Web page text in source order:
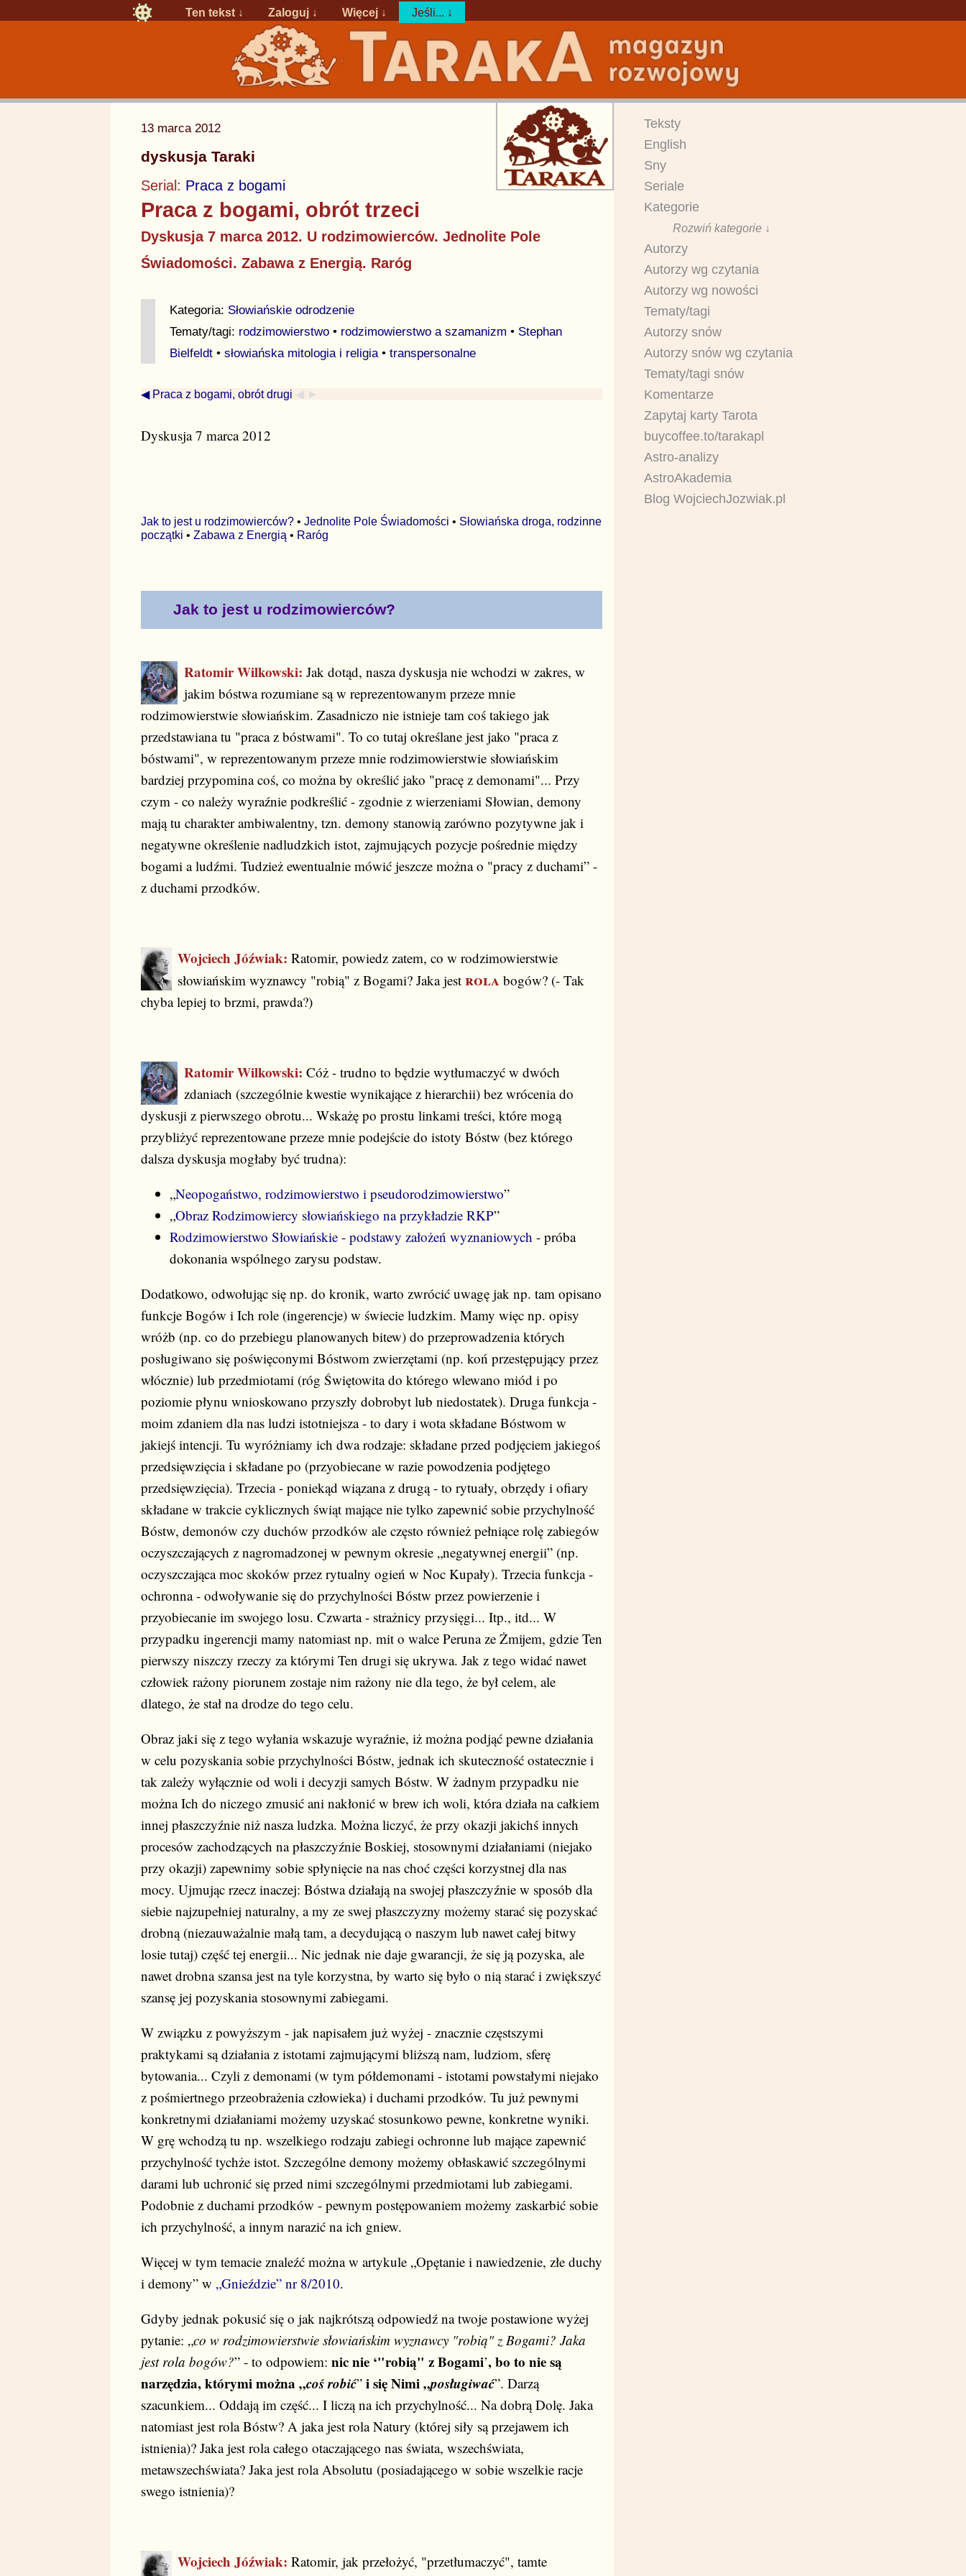
Ten tekst ↓ Zaloguj ↓ Więcej ↓ Jeśli... ↓
13 marca 2012
dyskusja Taraki
Serial: Praca z bogami
Praca z bogami, obrót trzeci
Dyskusja 7 marca 2012. U rodzimowierców. Jednolite Pole
Świadomości. Zabawa z Energią. Raróg
Kategoria: Słowiańskie odrodzenie
Tematy/tagi: rodzimowierstwo • rodzimowierstwo a szamanizm • Stephan
Bielfeldt • słowiańska mitologia i religia • transpersonalne
◀ Praca z bogami, obrót drugi ◀ ►
Dyskusja 7 marca 2012
Jak to jest u rodzimowierców? • Jednolite Pole Świadomości • Słowiańska droga, rodzinne
początki • Zabawa z Energią • Raróg
Jak to jest u rodzimowierców?
Ratomir Wilkowski: Jak dotąd, nasza dyskusja nie wchodzi w zakres, w
jakim bóstwa rozumiane są w reprezentowanym przeze mnie
rodzimowierstwie słowiańskim. Zasadniczo nie istnieje tam coś takiego jak
przedstawiana tu "praca z bóstwami". To co tutaj określane jest jako "praca z
bóstwami", w reprezentowanym przeze mnie rodzimowierstwie słowiańskim
bardziej przypomina coś, co można by określić jako "pracę z demonami"... Przy
czym - co należy wyraźnie podkreślić - zgodnie z wierzeniami Słowian, demony
mają tu charakter ambiwalentny, tzn. demony stanowią zarówno pozytywne jak i
negatywne określenie nadludzkich istot, zajmujących pozycje pośrednie między
bogami a ludźmi. Tudzież ewentualnie mówić jeszcze można o "pracy z duchami” -
z duchami przodków.
Wojciech Jóźwiak: Ratomir, powiedz zatem, co w rodzimowierstwie
słowiańskim wyznawcy "robią" z Bogami? Jaka jestrola bogów? (- Tak
chyba lepiej to brzmi, prawda?)
Ratomir Wilkowski: Cóż - trudno to będzie wytłumaczyć w dwóch
zdaniach (szczególnie kwestie wynikające z hierarchii) bez wrócenia do
dyskusji z pierwszego obrotu... Wskażę po prostu linkami treści, które mogą
przybliżyć reprezentowane przeze mnie podejście do istoty Bóstw (bez którego
dalsza dyskusja mogłaby być trudna):
„Neopogaństwo, rodzimowierstwo i pseudorodzimowierstwo”
„Obraz Rodzimowiercy słowiańskiego na przykładzie RKP”
Rodzimowierstwo Słowiańskie - podstawy założeń wyznaniowych - próba
dokonania wspólnego zarysu podstaw.
Dodatkowo, odwołując się np. do kronik, warto zwrócić uwagę jak np. tam opisano
funkcje Bogów i Ich role (ingerencje) w świecie ludzkim. Mamy więc np. opisy
wróżb (np. co do przebiegu planowanych bitew) do przeprowadzenia których
posługiwano się poświęconymi Bóstwom zwierzętami (np. koń przestępujący przez
włócznie) lub przedmiotami (róg Świętowita do którego wlewano miód i po
poziomie płynu wnioskowano przyszły dobrobyt lub niedostatek). Druga funkcja -
moim zdaniem dla nas ludzi istotniejsza - to dary i wota składane Bóstwom w
jakiejś intencji. Tu wyróżniamy ich dwa rodzaje: składane przed podjęciem jakiegoś
przedsięwzięcia i składane po (przyobiecane w razie powodzenia podjętego
przedsięwzięcia). Trzecia - poniekąd wiązana z drugą - to rytuały, obrzędy i ofiary
składane w trakcie cyklicznych świąt mające nie tylko zapewnić sobie przychylność
Bóstw, demonów czy duchów przodków ale często również pełniące rolę zabiegów
oczyszczających z nagromadzonej w pewnym okresie „negatywnej energii” (np.
oczyszczająca moc skoków przez rytualny ogień w Noc Kupały). Trzecia funkcja -
ochronna - odwoływanie się do przychylności Bóstw przez powierzenie i
przyobiecanie im swojego losu. Czwarta - strażnicy przysięgi... Itp., itd... W
przypadku ingerencji mamy natomiast np. mit o walce Peruna ze Żmijem, gdzie Ten
pierwszy niszczy rzeczy za którymi Ten drugi się ukrywa. Jak z tego widać nawet
człowiek rażony piorunem zostaje nim rażony nie dla tego, że był celem, ale
dlatego, że stał na drodze do tego celu.
Obraz jaki się z tego wyłania wskazuje wyraźnie, iż można podjąć pewne działania
w celu pozyskania sobie przychylności Bóstw, jednak ich skuteczność ostatecznie i
tak zależy wyłącznie od woli i decyzji samych Bóstw. W żadnym przypadku nie
można Ich do niczego zmusić ani nakłonić w brew ich woli, która działa na całkiem
innej płaszczyźnie niż nasza ludzka. Można liczyć, że przy okazji jakichś innych
procesów zachodzących na płaszczyźnie Boskiej, stosownymi działaniami (niejako
przy okazji) zapewnimy sobie spłynięcie na nas choć części korzystnej dla nas
mocy. Ujmując rzecz inaczej: Bóstwa działają na swojej płaszczyźnie w sposób dla
siebie najzupełniej naturalny, a my ze swej płaszczyzny możemy starać się pozyskać
drobną (niezauważalnie małą tam, a decydującą o naszym lub nawet całej bitwy
losie tutaj) część tej energii... Nic jednak nie daje gwarancji, że się ją pozyska, ale
nawet drobna szansa jest na tyle korzystna, by warto się było o nią starać i zwiększyć
szansę jej pozyskania stosownymi zabiegami.
W związku z powyższym - jak napisałem już wyżej - znacznie częstszymi
praktykami są działania z istotami zajmującymi bliższą nam, ludziom, sferę
bytowania... Czyli z demonami (w tym półdemonami - istotami powstałymi niejako
z pośmiertnego przeobrażenia człowieka) i duchami przodków. Tu już pewnymi
konkretnymi działaniami możemy uzyskać stosunkowo pewne, konkretne wyniki.
W grę wchodzą tu np. wszelkiego rodzaju zabiegi ochronne lub mające zapewnić
przychylność tychże istot. Szczególne demony możemy obłaskawić szczególnymi
darami lub uchronić się przed nimi szczególnymi przedmiotami lub zabiegami.
Podobnie z duchami przodków - pewnym postępowaniem możemy zaskarbić sobie
ich przychylność, a innym narazić na ich gniew.
Więcej w tym temacie znaleźć można w artykule „Opętanie i nawiedzenie, złe duchy
i demony” w „Gnieździe” nr 8/2010.
Gdyby jednak pokusić się o jak najkrótszą odpowiedź na twoje postawione wyżej
pytanie: „co w rodzimowierstwie słowiańskim wyznawcy "robią" z Bogami? Jaka
jest rola bogów?” - to odpowiem: nic nie ‘"robią" z Bogami’, bo to nie są
narzędzia, którymi można „coś robić” i się Nimi „posługiwać”. Darzą
szacunkiem... Oddają im część... I liczą na ich przychylność... Na dobrą Dolę. Jaka
natomiast jest rola Bóstw? A jaka jest rola Natury (której siły są przejawem ich
istnienia)? Jaka jest rola całego otaczającego nas świata, wszechświata,
metawszechświata? Jaka jest rola Absolutu (posiadającego w sobie wszelkie racje
swego istnienia)?
Wojciech Jóźwiak: Ratomir, jak przełożyć, "przetłumaczyć", tamte
Teksty
English
Sny
Seriale
Kategorie
Rozwiń kategorie ↓
Autorzy
Autorzy wg czytania
Autorzy wg nowości
Tematy/tagi
Autorzy snów
Autorzy snów wg czytania
Tematy/tagi snów
Komentarze
Zapytaj karty Tarota
buycoffee.to/tarakapl
Astro-analizy
AstroAkademia
Blog WojciechJozwiak.pl